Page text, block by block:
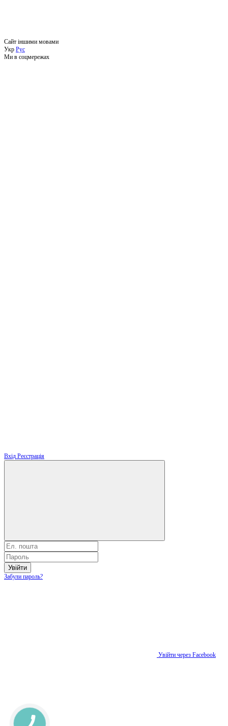
Сайт іншими мовами
Укр Рус
Ми в соцмережах
Вхід Реєстрація
Увійти
Забули пароль?
Увійти через Facebook